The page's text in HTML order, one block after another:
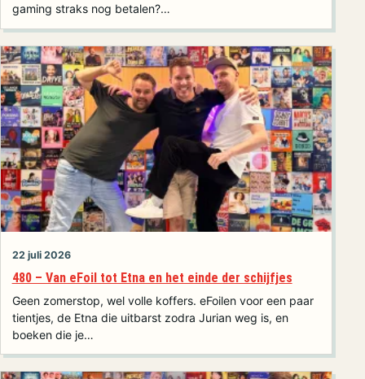
gaming straks nog betalen?…
22 juli 2026
480 – Van eFoil tot Etna en het einde der schijfjes
Geen zomerstop, wel volle koffers. eFoilen voor een paar
tientjes, de Etna die uitbarst zodra Jurian weg is, en
boeken die je…